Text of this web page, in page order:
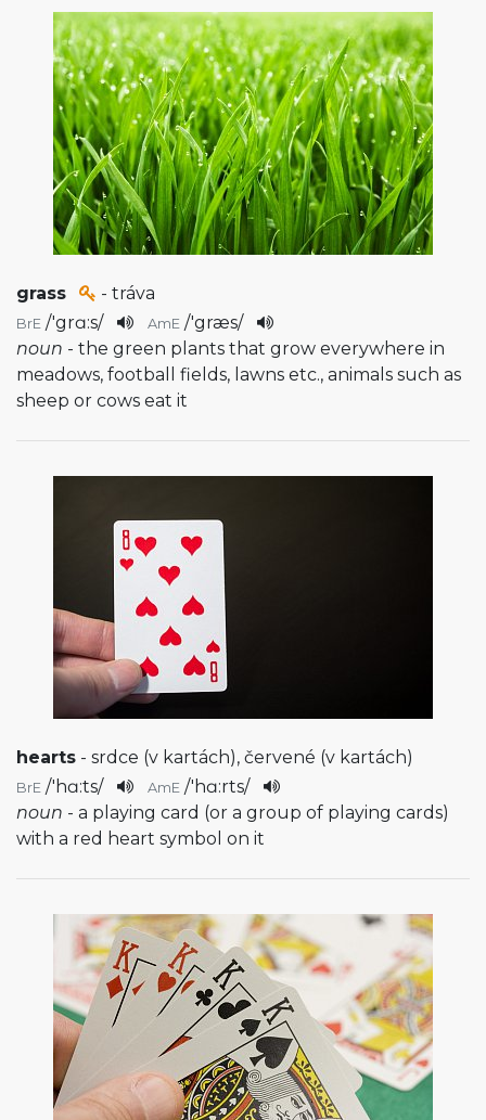
grass - tráva
BrE /'grɑ:s/ AmE /'græs/
noun - the green plants that grow everywhere in
meadows, football fields, lawns etc., animals such as
sheep or cows eat it
hearts - srdce (v kartách), červené (v kartách)
BrE /'hɑ:ts/ AmE /'hɑ:rts/
noun - a playing card (or a group of playing cards)
with a red heart symbol on it